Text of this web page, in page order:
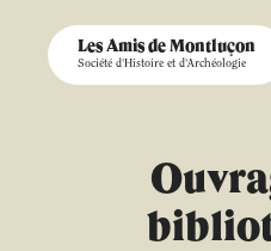
Les Amis de Montluçon
Société d'Histoire et d'Archéologie